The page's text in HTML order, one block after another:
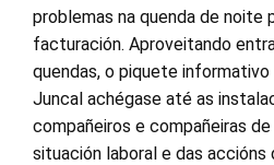
problemas na quenda de noite
facturación. Aproveitando
quendas, o piquete
Juncal achégase até as
compañeiros e compañeiras
situación laboral e das accións